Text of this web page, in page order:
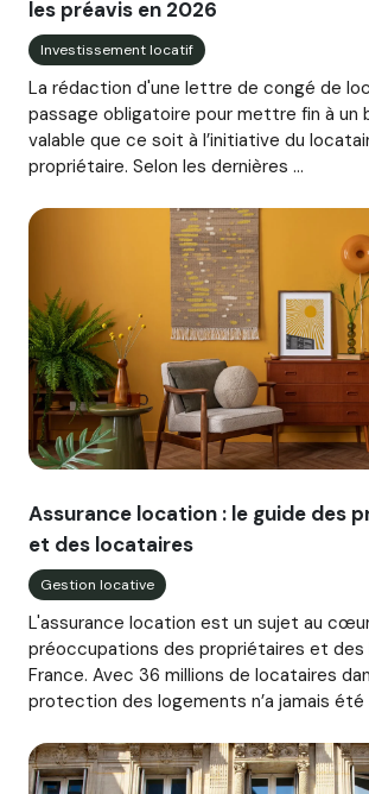
les préavis en 2026
Investissement locatif
La rédaction d'une lettre de congé de
passage obligatoire pour mettre fin à un
valable que ce soit à l’initiative du
propriétaire. Selon les dernières ...
Image illustrant l'article "Assurance
Assurance location : le guide des
et des locataires
Gestion locative
L'assurance location est un sujet au
préoccupations des propriétaires et des
France. Avec 36 millions de locataires
protection des logements n’a jamais été